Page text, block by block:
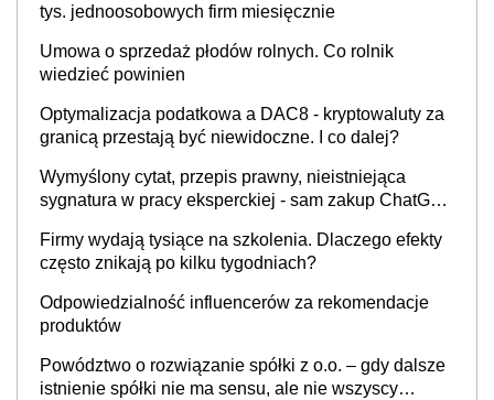
tys. jednoosobowych firm miesięcznie
Umowa o sprzedaż płodów rolnych. Co rolnik
wiedzieć powinien
Optymalizacja podatkowa a DAC8 - kryptowaluty za
granicą przestają być niewidoczne. I co dalej?
Wymyślony cytat, przepis prawny, nieistniejąca
sygnatura w pracy eksperckiej - sam zakup ChatGPT
Firmy wydają tysiące na szkolenia. Dlaczego efekty
często znikają po kilku tygodniach?
Odpowiedzialność influencerów za rekomendacje
produktów
Powództwo o rozwiązanie spółki z o.o. – gdy dalsze
istnienie spółki nie ma sensu, ale nie wszyscy